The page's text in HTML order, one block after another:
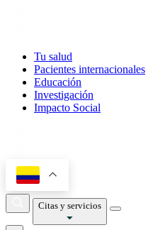
Tu salud
Pacientes internacionales
Educación
Investigación
Impacto Social
Citas y servicios